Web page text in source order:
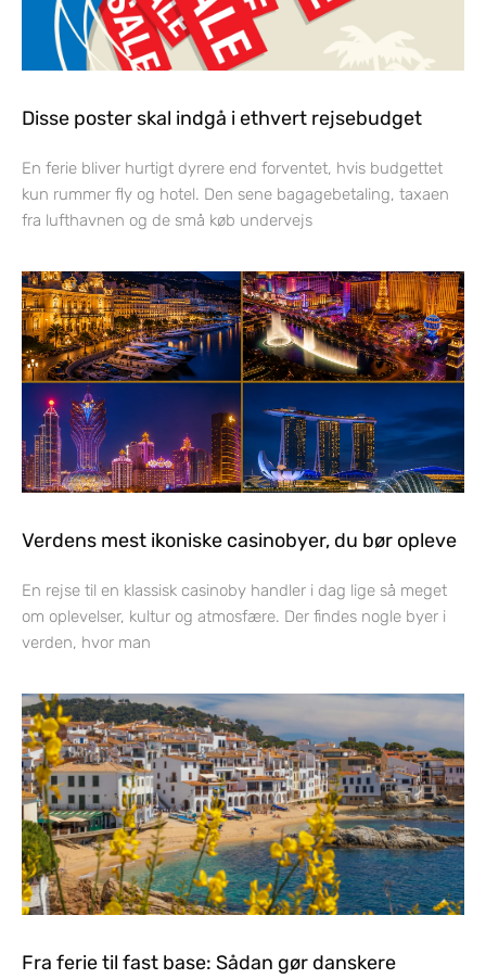
Disse poster skal indgå i ethvert rejsebudget
En ferie bliver hurtigt dyrere end forventet, hvis budgettet
kun rummer fly og hotel. Den sene bagagebetaling, taxaen
fra lufthavnen og de små køb undervejs
Verdens mest ikoniske casinobyer, du bør opleve
En rejse til en klassisk casinoby handler i dag lige så meget
om oplevelser, kultur og atmosfære. Der findes nogle byer i
verden, hvor man
Fra ferie til fast base: Sådan gør danskere